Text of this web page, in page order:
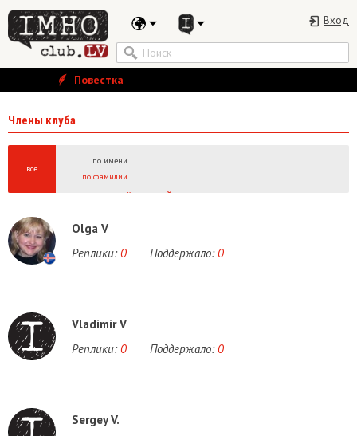
Вход
Повестка
Члены клуба
все
по имени
по фамилии
Ё Й
Olga V
Реплики: 0 Поддержало: 0
Vladimir V
Реплики: 0 Поддержало: 0
Sergey V.